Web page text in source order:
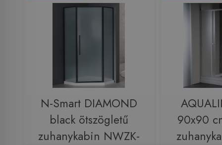
N-Smart DIAMOND
black ötszögletű
zuhanykabin NWZK-
90x90